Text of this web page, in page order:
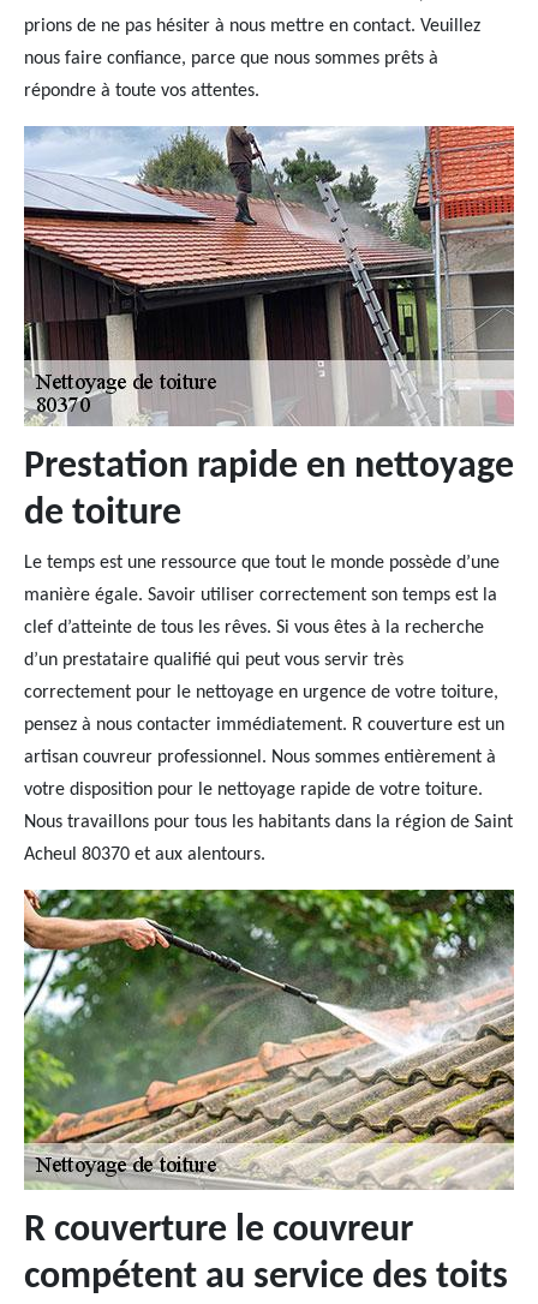
prions de ne pas hésiter à nous mettre en contact. Veuillez
nous faire confiance, parce que nous sommes prêts à
répondre à toute vos attentes.
Prestation rapide en nettoyage
de toiture
Le temps est une ressource que tout le monde possède d’une
manière égale. Savoir utiliser correctement son temps est la
clef d’atteinte de tous les rêves. Si vous êtes à la recherche
d’un prestataire qualifié qui peut vous servir très
correctement pour le nettoyage en urgence de votre toiture,
pensez à nous contacter immédiatement. R couverture est un
artisan couvreur professionnel. Nous sommes entièrement à
votre disposition pour le nettoyage rapide de votre toiture.
Nous travaillons pour tous les habitants dans la région de Saint
Acheul 80370 et aux alentours.
R couverture le couvreur
compétent au service des toits